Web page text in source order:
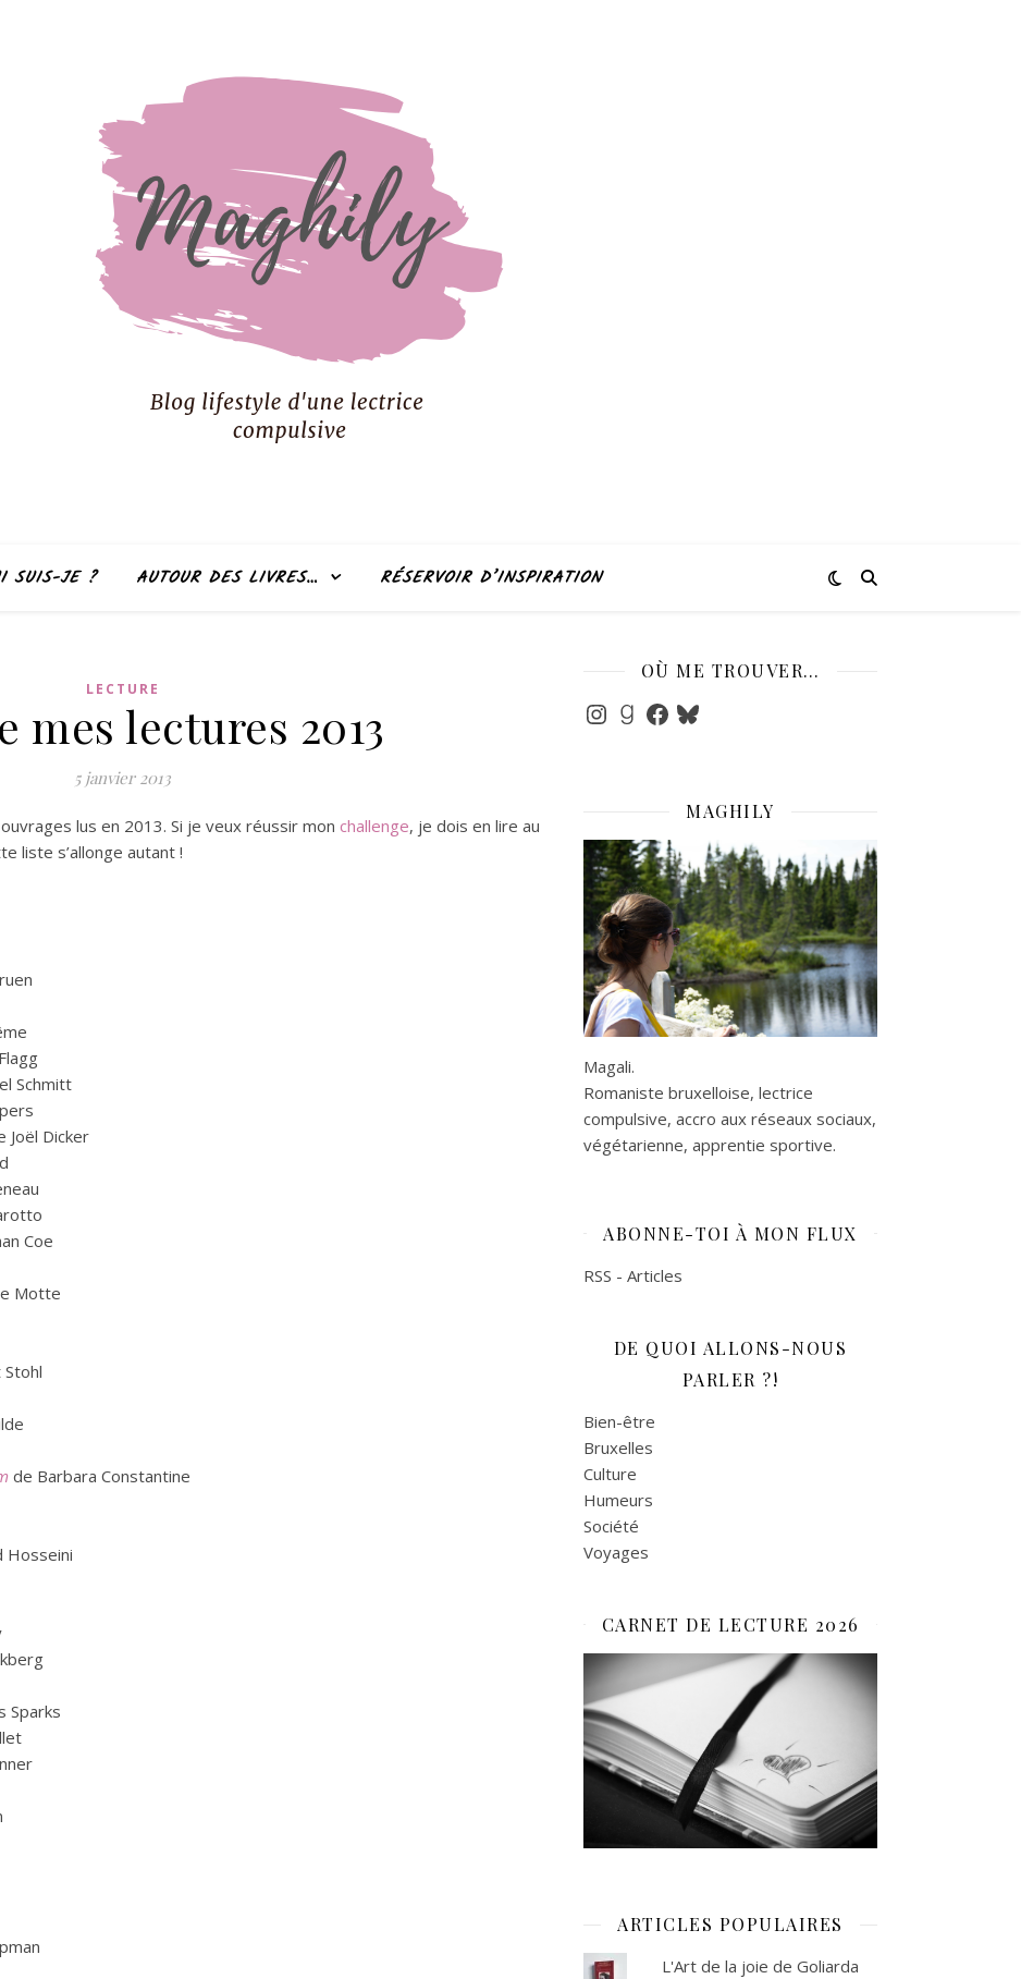
SUIS-JE ? AUTOUR DES LIVRES… RÉSERVOIR D’INSPIRATION
LECTURE
mes lectures 2013
5 janvier 2013
lus en 2013. Si je veux réussir mon challenge, je dois en lire au
liste s’allonge autant !
Schmitt
Joël Dicker
Coe
Motte
de Barbara Constantine
Hosseini
Sparks
OÙ ME TROUVER…
Instagram
Goodreads
Facebook
Bluesky
MAGHILY
Magali.
Romaniste bruxelloise, lectrice
compulsive, accro aux réseaux sociaux,
végétarienne, apprentie sportive.
ABONNE-TOI À MON FLUX
RSS - Articles
DE QUOI ALLONS-NOUS
PARLER ?!
Bien-être
Bruxelles
Culture
Humeurs
Société
Voyages
CARNET DE LECTURE 2026
ARTICLES POPULAIRES
L'Art de la joie de Goliarda